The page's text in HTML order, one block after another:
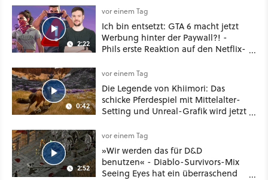
2:22
vor einem Tag
Ich bin entsetzt: GTA 6 macht jetzt
Werbung hinter der Paywall?! -
Phils erste Reaktion auf den Netflix-
0:42
vor einem Tag
Die Legende von Khiimori: Das
schicke Pferdespiel mit Mittelalter-
Setting und Unreal-Grafik wird jetzt
2:52
vor einem Tag
»Wir werden das für D&D
benutzen« - Diablo-Survivors-Mix
Seeing Eyes hat ein überraschend